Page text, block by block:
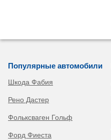
Популярные автомобили
Шкода Фабия
Рено Дастер
Фольксваген Гольф
Форд Фиеста